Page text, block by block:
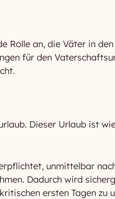
Rolle an, die Väter in
für den
Dieser Urlaub ist
unmittelbar
Dadurch wird
ersten Tagen zu